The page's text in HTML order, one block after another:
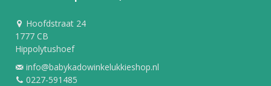
Hoofdstraat 24
1777 CB
Hippolytushoef
info@babykadowinkelukkieshop.nl
0227-591485